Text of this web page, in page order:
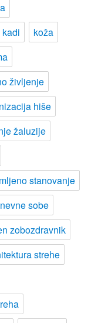
koža
življenje
hiše
žaluzije
stanovanje
sobe
zobozdravnik
strehe